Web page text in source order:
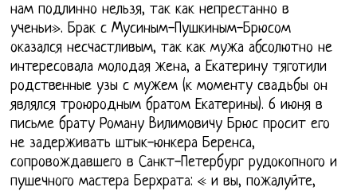
нам подлинно нельзя, так как непрестанно в
ученьи». Брак с Мусиным-Пушкиным-Брюсом
оказался несчастливым, так как мужа абсолютно не
интересовала молодая жена, а Екатерину тяготили
родственные узы с мужем (к моменту свадьбы он
являлся троюродным братом Екатерины). 6 июня в
письме брату Роману Вилимовичу Брюс просит его
не задерживать штык-юнкера Беренса,
сопровождавшего в Санкт-Петербург рудокопного и
пушечного мастера Берхрата: « и вы, пожалуйте,